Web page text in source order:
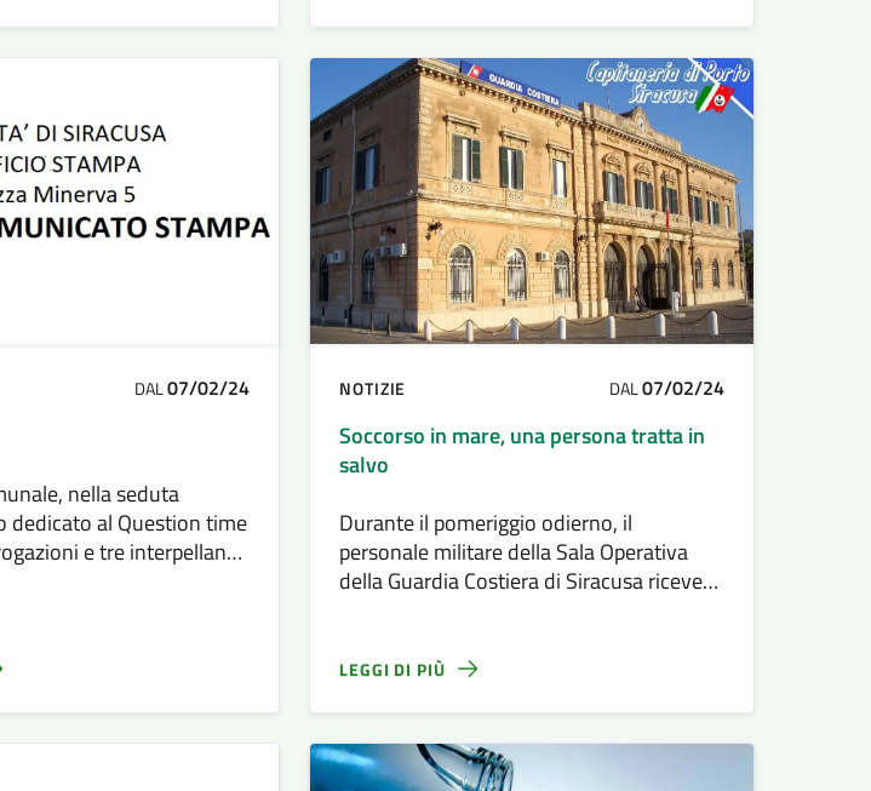
DAL07/02/24
nella seduta
dedicato al Question time
e tre interpellanze
NOTIZIE DAL07/02/24
Soccorso in mare, una persona tratta in
salvo
Durante il pomeriggio odierno, il
personale militare della Sala Operativa
della Guardia Costiera di Siracusa riceveva
LEGGI DI PIÙ